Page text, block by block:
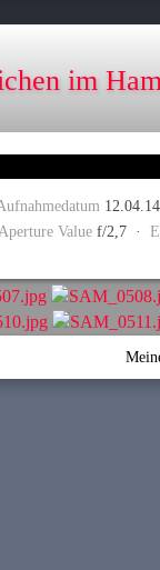
im
Aperture Value f/2,7 ·